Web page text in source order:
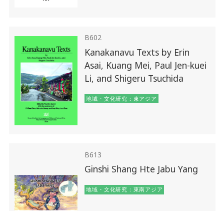
B602
Kanakanavu Texts by Erin
Asai, Kuang Mei, Paul Jen-kuei
Li, and Shigeru Tsuchida
地域・文化研究：東アジア
B613
Ginshi Shang Hte Jabu Yang
地域・文化研究：東南アジア